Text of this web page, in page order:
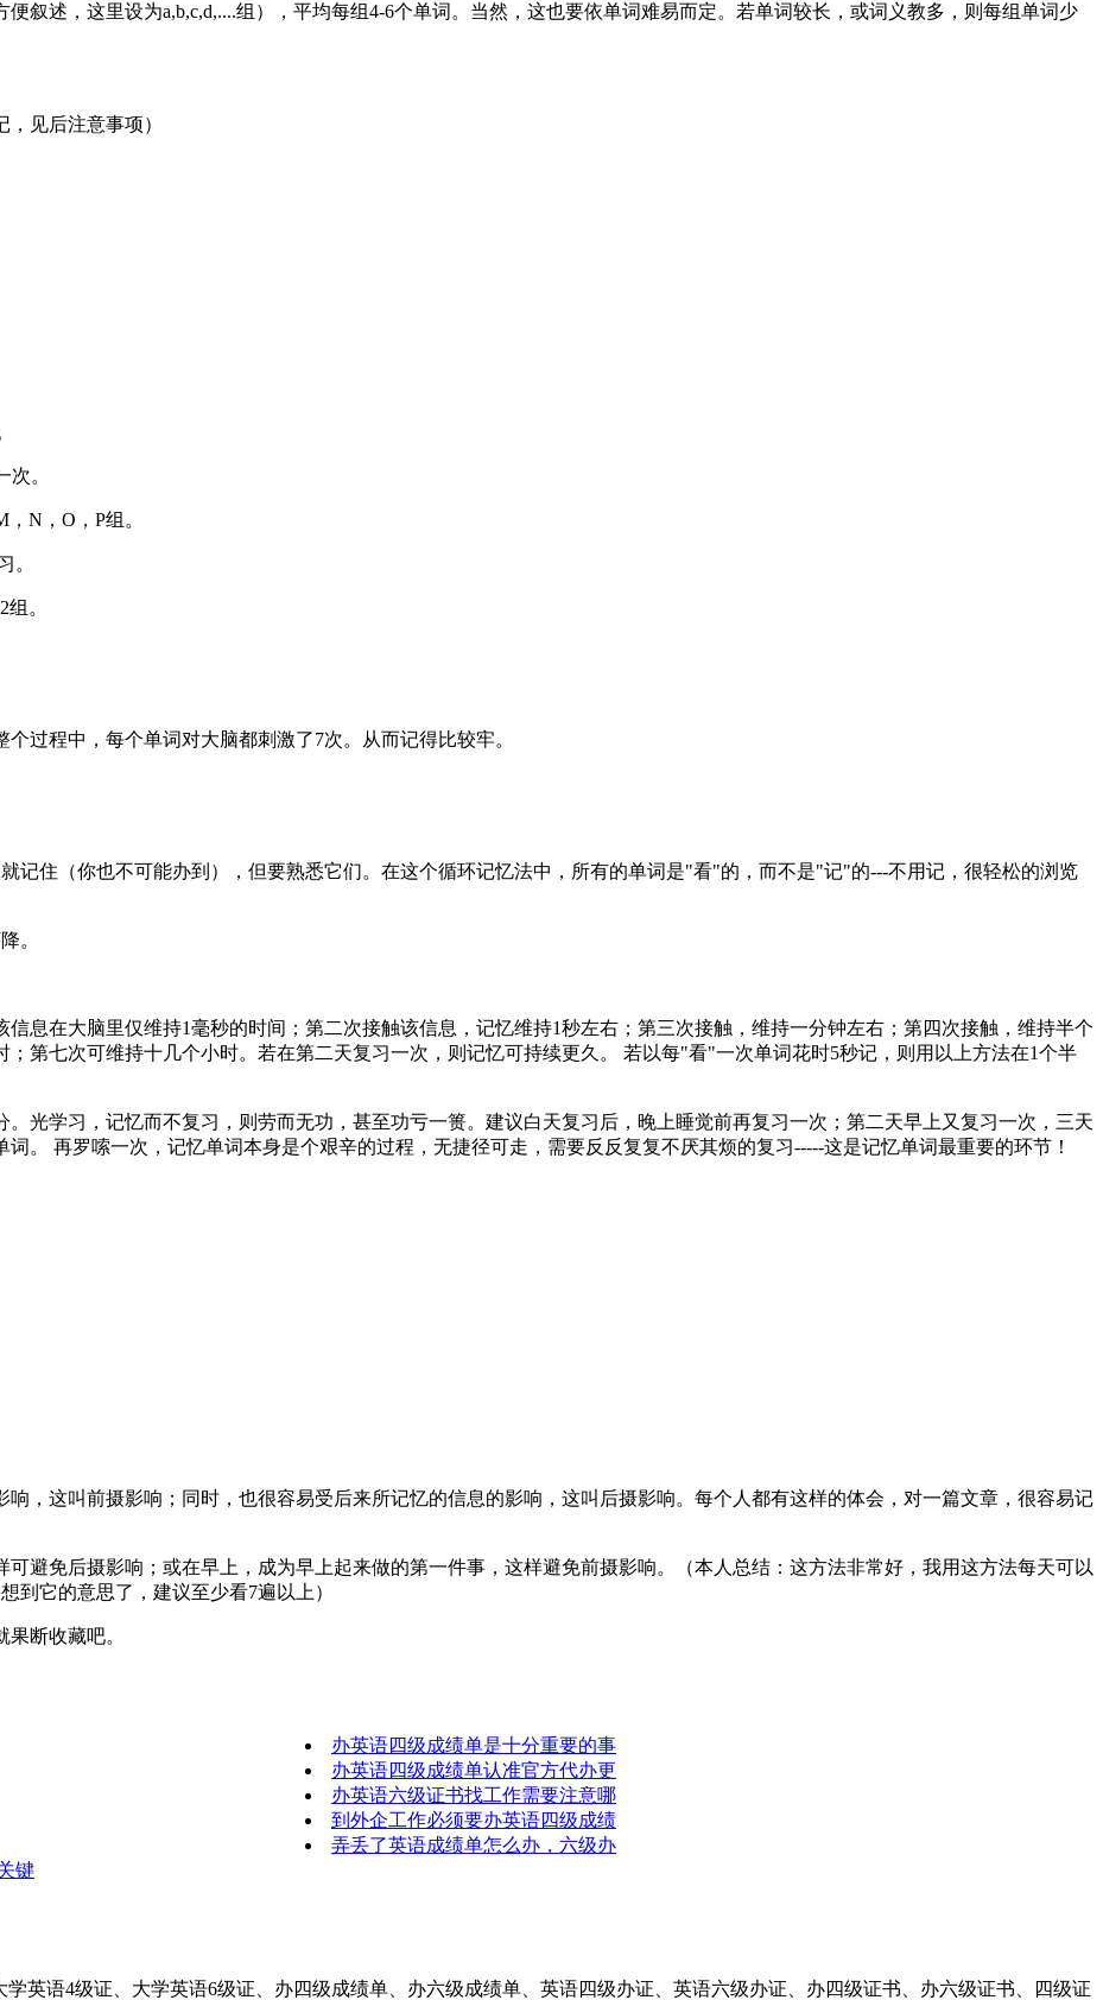
述，这里设为a,b,c,d,....组），平均每组4-6个单词。当然，这也要依单词难易而定。若单词较长，或词义教多，则每组单词少
见后注意事项）
。
N，O，P组。
。
。
程中，每个单词对大脑都刺激了7次。从而记得比较牢。
住（你也不可能办到），但要熟悉它们。在这个循环记忆法中，所有的单词是"看"的，而不是"记"的---不用记，很轻松的浏览
。
在大脑里仅维持1毫秒的时间；第二次接触该信息，记忆维持1秒左右；第三次接触，维持一分钟左右；第四次接触，维持半个
第七次可维持十几个小时。若在第二天复习一次，则记忆可持续更久。 若以每"看"一次单词花时5秒记，则用以上方法在1个半
学习，记忆而不复习，则劳而无功，甚至功亏一篑。建议白天复习后，晚上睡觉前再复习一次；第二天早上又复习一次，三天
。 再罗嗦一次，记忆单词本身是个艰辛的过程，无捷径可走，需要反反复复不厌其烦的复习-----这是记忆单词最重要的环节！
这叫前摄影响；同时，也很容易受后来所记忆的信息的影响，这叫后摄影响。每个人都有这样的体会，对一篇文章，很容易记
免后摄影响；或在早上，成为早上起来做的第一件事，这样避免前摄影响。（本人总结：这方法非常好，我用这方法每天可以
到它的意思了，建议至少看7遍以上）
断收藏吧。
办英语四级成绩单是十分重要的事
办英语四级成绩单认准官方代办更
办英语六级证书找工作需要注意哪
到外企工作必须要办英语四级成绩
弄丢了英语成绩单怎么办，六级办
键
英语4级证、大学英语6级证、办四级成绩单、办六级成绩单、英语四级办证、英语六级办证、办四级证书、办六级证书、四级证